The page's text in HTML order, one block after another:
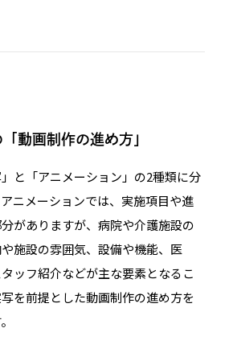
動画制作の進め方」
と「アニメーション」の2種類に分
ニメーションでは、実施項目や進
がありますが、病院や介護施設の
施設の雰囲気、設備や機能、医
ッフ紹介などが主な要素となるこ
を前提とした動画制作の進め方を